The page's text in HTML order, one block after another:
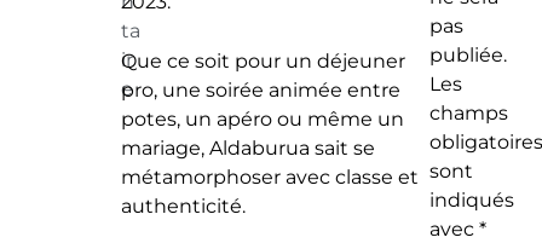
ta
ir
e
Que ce soit pour un déjeuner
pro, une soirée animée entre
potes, un apéro ou même un
mariage, Aldaburua sait se
métamorphoser avec classe et
authenticité.
pas
publiée.
Les
champs
sont
indiqués
avec*